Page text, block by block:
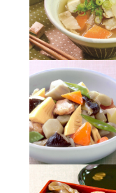
おつまみ/おや
主菜
副菜
ごはんもの
サラダ
シャンタンシリ
シャンタン粉
創味のつゆ
創味のつゆあ
創味のつゆ減塩